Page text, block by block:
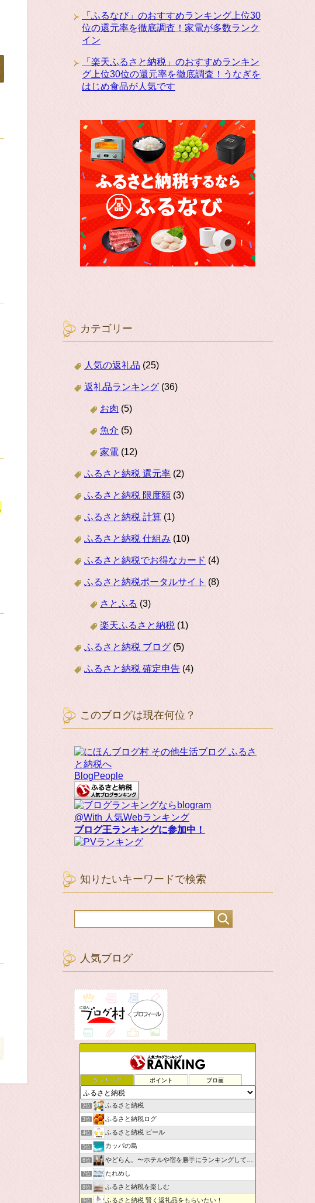
「ふるなび」のおすすめランキング上位30
位の還元率を徹底調査！家電が多数ランク
イン
「楽天ふるさと納税」のおすすめランキン
グ上位30位の還元率を徹底調査！うなぎを
はじめ食品が人気です
カテゴリー
人気の返礼品 (25)
返礼品ランキング (36)
お肉 (5)
魚介 (5)
家電 (12)
ふるさと納税 還元率 (2)
ふるさと納税 限度額 (3)
ふるさと納税 計算 (1)
ふるさと納税 仕組み (10)
ふるさと納税でお得なカード (4)
ふるさと納税ポータルサイト (8)
さとふる (3)
楽天ふるさと納税 (1)
ふるさと納税 ブログ (5)
ふるさと納税 確定申告 (4)
このブログは現在何位？
BlogPeople
@With 人気Webランキング
ブログ王ランキングに参加中！
知りたいキーワードで検索
人気ブログ
ランキング ポイント ブロ画
2位 ふるさと納税
3位 ふるさと納税ログ
4位 ふるさと納税 ビール
5位 カッパの島
6位 やどらん。〜ホテルや宿を勝手にランキングしてみた〜
7位 たれめし
8位 ふるさと納税を楽しむ
9位 ふるさと納税 賢く返礼品をもらいたい！